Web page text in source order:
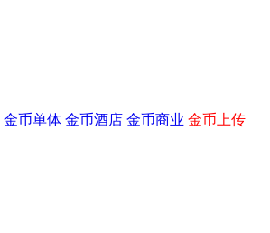
金币单体 金币酒店 金币商业 金币上传